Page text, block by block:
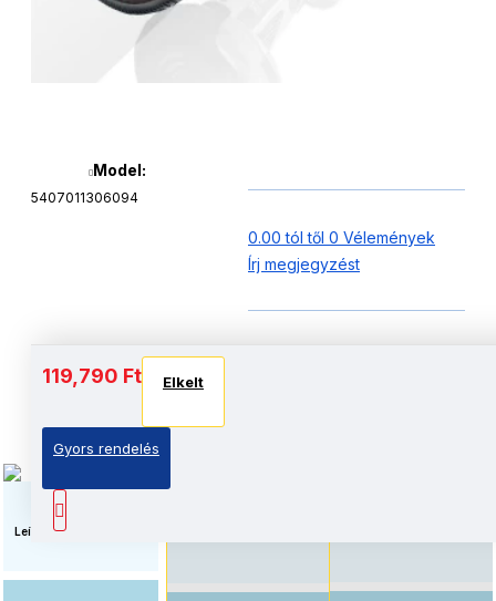
Model:
5407011306094
0.00 tól től 0 Vélemények
Írj megjegyzést
119,790 Ft Elkelt
Gyors rendelés
Akkumulátor és autonómia
Leírás